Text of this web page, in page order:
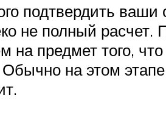
подтвердить
не полный
на предмет того,
на этом